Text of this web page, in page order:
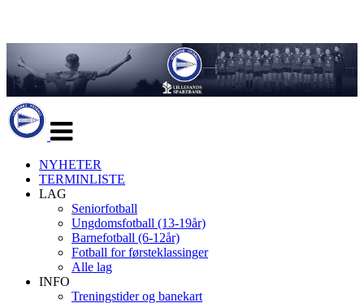
navigasjon
NYHETER
TERMINLISTE
LAG
Seniorfotball
Ungdomsfotball (13-19år)
Barnefotball (6-12år)
Fotball for førsteklassinger
Alle lag
INFO
Treningstider og banekart